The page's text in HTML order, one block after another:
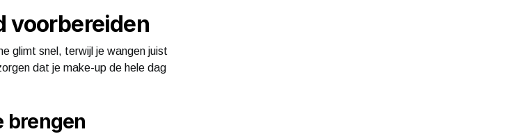
voorbereiden
glimt snel, terwijl je wangen juist
dat je make-up de hele dag
brengen